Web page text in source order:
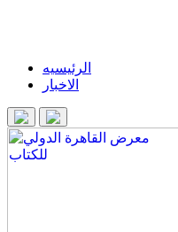
الرئيسيه
الاخبار